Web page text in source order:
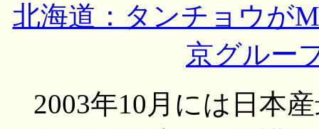
北海道：タンチョウが
京グルー
2003年10月には日本